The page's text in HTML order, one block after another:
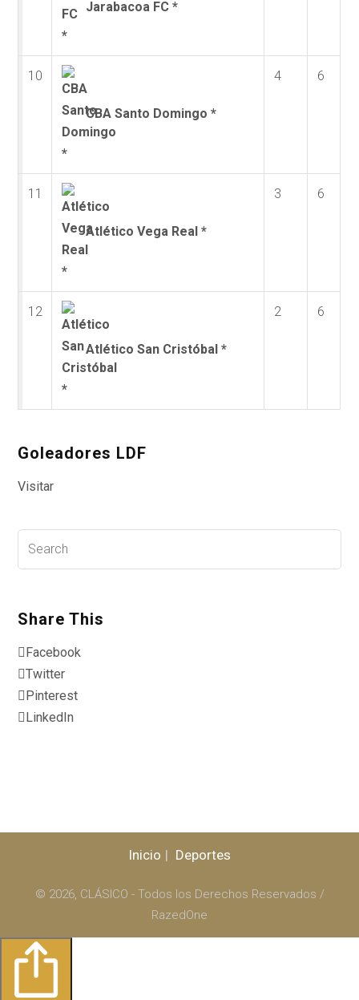
Jarabacoa FC *
10
CBA Santo Domingo *
4 6
11
Atlético Vega Real *
3 6
12
Atlético San Cristóbal *
2 6
Goleadores LDF
Visitar
Share This
Facebook
Twitter
Pinterest
LinkedIn
Inicio Deportes
© 2026, CLÁSICO - Todos los Derechos Reservados /
RazedOne